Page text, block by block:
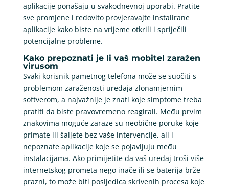
aplikacije ponašaju u svakodnevnoj uporabi. Pratite
sve promjene i redovito provjeravajte instalirane
aplikacije kako biste na vrijeme otkrili i spriječili
potencijalne probleme.
Kako prepoznati je li vaš mobitel zaražen
virusom
Svaki korisnik pametnog telefona može se suočiti s
problemom zaraženosti uređaja zlonamjernim
softverom, a najvažnije je znati koje simptome treba
pratiti da biste pravovremeno reagirali. Među prvim
znakovima moguće zaraze su neobične poruke koje
primate ili šaljete bez vaše intervencije, ali i
nepoznate aplikacije koje se pojavljuju među
instalacijama. Ako primijetite da vaš uređaj troši više
internetskog prometa nego inače ili se baterija brže
prazni, to može biti posljedica skrivenih procesa koje